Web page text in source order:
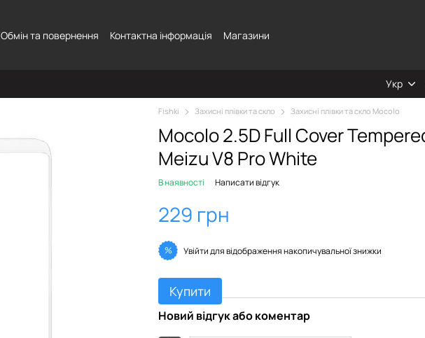
Обмін та повернення Контактна інформація Магазини
Укр
Fishki Захисні плівки та скло Захисні плівки та скло Mocolo
Mocolo 2.5D Full Cover
Meizu V8 Pro White
В наявності Написати відгук
229 грн
% Увійтидля відображення накопичувальної знижки
Купити
Новий відгук або коментар